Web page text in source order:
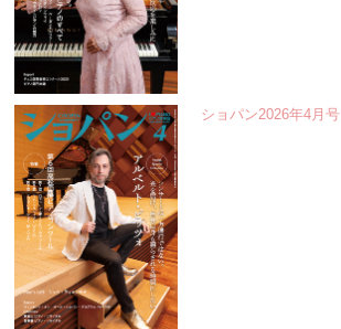
ショパン2026年4月号